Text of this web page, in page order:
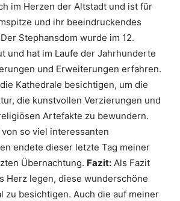
im Herzen der Altstadt und ist für
und ihr beeindruckendes
Stephansdom wurde im 12.
und hat im Laufe der Jahrhunderte
und Erweiterungen erfahren.
Kathedrale besichtigen, um die
die kunstvollen Verzierungen und
Artefakte zu bewundern.
so viel interessanten
endete dieser letzte Tag meiner
Übernachtung. Fazit: Als Fazit
Herz legen, diese wunderschöne
zu besichtigen. Auch die auf meiner